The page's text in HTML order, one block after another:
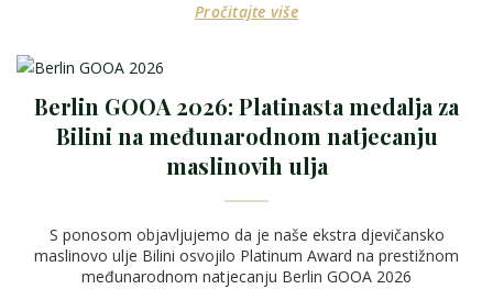
Pročitajte više
Berlin GOOA 2026: Platinasta medalja za
Bilini na međunarodnom natjecanju
maslinovih ulja
S ponosom objavljujemo da je naše ekstra djevičansko
maslinovo ulje Bilini osvojilo Platinum Award na prestižnom
međunarodnom natjecanju Berlin GOOA 2026